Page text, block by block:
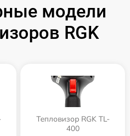
модели
RGK
Тепловизор RGK TL-
400